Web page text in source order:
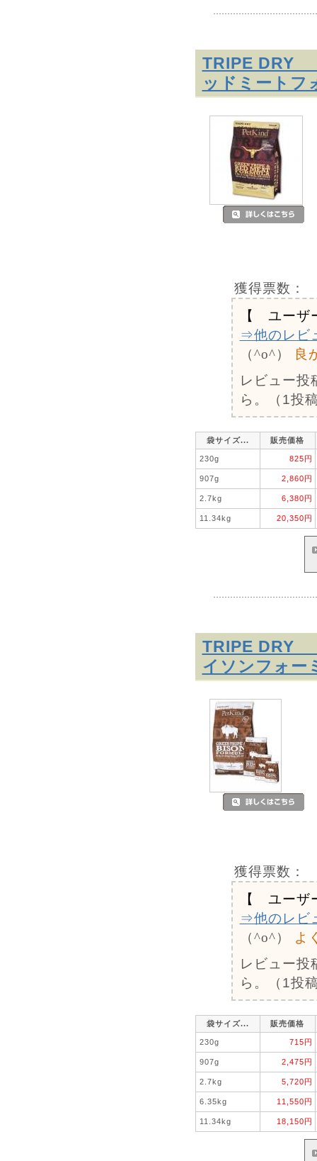
TRIPE DRY
ッドミートフ
獲得票数：
【 ユーザ
⇒他のレビ
（^o^）
良
レビュー投
ら。（1投
袋サイズ... 販売価格
230g 825円
907g 2,860円
2.7kg 6,380円
11.34kg 20,350円
TRIPE DRY
イソンフォー
獲得票数：
【 ユーザ
⇒他のレビ
（^o^）
よ
レビュー投
ら。（1投
袋サイズ... 販売価格
230g 715円
907g 2,475円
2.7kg 5,720円
6.35kg 11,550円
11.34kg 18,150円